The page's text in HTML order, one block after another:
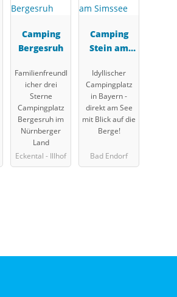
Camping
Bergesruh
Familienfreundl
icher drei
Sterne
Campingplatz
Bergesruh im
Nürnberger
Land
Eckental - Illhof
Camping
Stein am
Idyllischer
Campingplatz
in Bayern -
direkt am See
mit Blick auf die
Berge!
Bad Endorf